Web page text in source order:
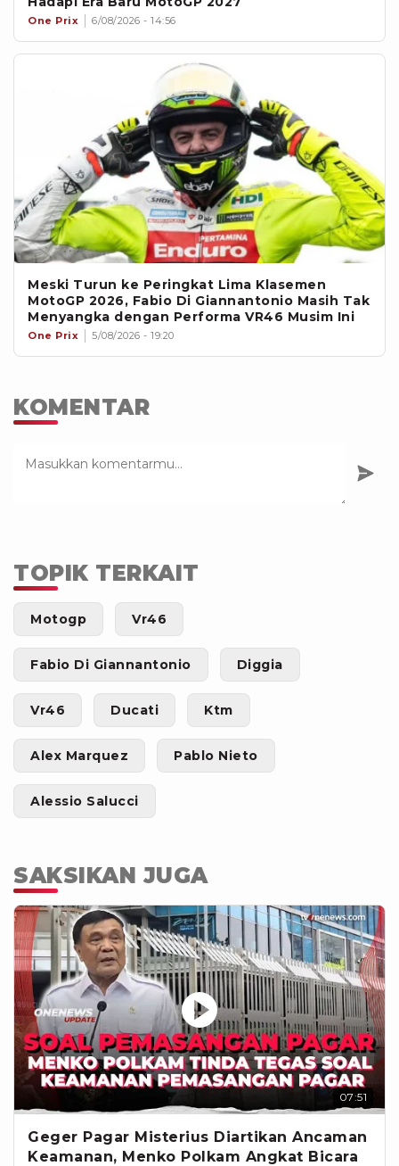
One Prix 6/08/2026 - 14:56
Meski Turun ke Peringkat Lima Klasemen
MotoGP 2026, Fabio Di Giannantonio Masih Tak
Menyangka dengan Performa VR46 Musim Ini
One Prix 5/08/2026 - 19:20
KOMENTAR
TOPIK TERKAIT
Motogp Vr46
Fabio Di Giannantonio Diggia
Vr46 Ducati Ktm
Alex Marquez Pablo Nieto
Alessio Salucci
SAKSIKAN JUGA
07:51
Geger Pagar Misterius Diartikan Ancaman
Keamanan, Menko Polkam Angkat Bicara